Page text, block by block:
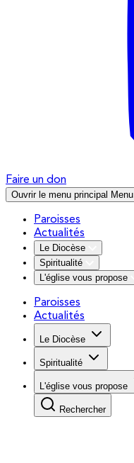
Faire un don
Ouvrir le menu principal Menu
Paroisses
Actualités
Le Diocèse
Spiritualité
L'église vous propose
Paroisses
Actualités
Le Diocèse
Spiritualité
L'église vous propose
Rechercher